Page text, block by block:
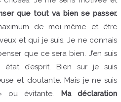
que tout va bien se passer.
de moi-même et être
et qui je suis. Je ne connais
que ce sera bien. J’en suis
état d’esprit. Bien sur je suis
et doutante. Mais je ne suis
ou évitante.
Ma déclaration